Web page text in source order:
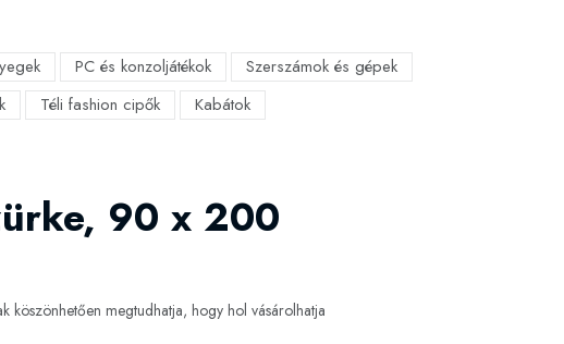
PC és konzoljátékok
Szerszámok és gépek
Téli fashion cipők Kabátok
90 x 200
köszönhetően megtudhatja, hogy hol vásárolhatja